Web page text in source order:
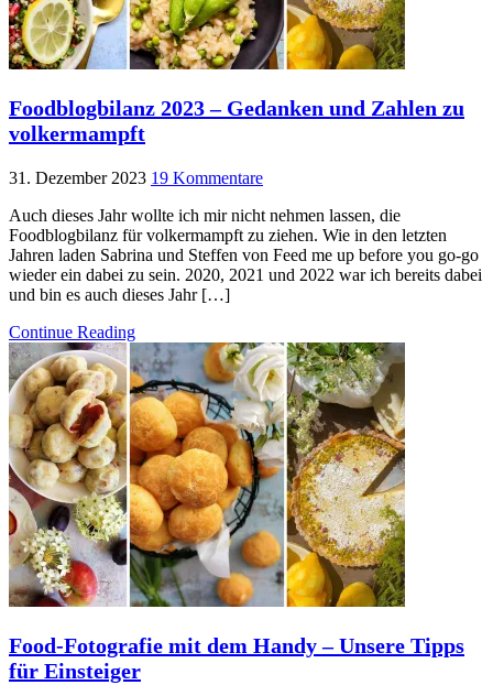
Foodblogbilanz 2023 – Gedanken und Zahlen zu
volkermampft
31. Dezember 2023 19 Kommentare
Auch dieses Jahr wollte ich mir nicht nehmen lassen, die
Foodblogbilanz für volkermampft zu ziehen. Wie in den letzten
Jahren laden Sabrina und Steffen von Feed me up before you go-go
wieder ein dabei zu sein. 2020, 2021 und 2022 war ich bereits dabei
und bin es auch dieses Jahr […]
Continue Reading
Food-Fotografie mit dem Handy – Unsere Tipps
für Einsteiger